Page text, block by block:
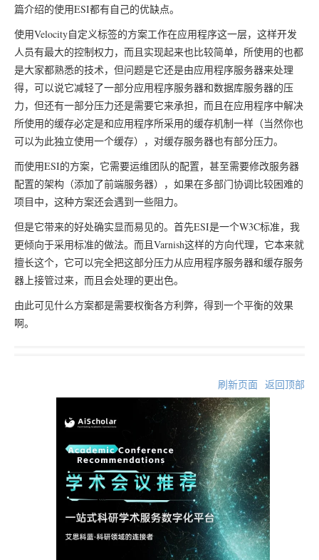
篇介绍的使用ESI都有自己的优缺点。
使用Velocity自定义标签的方案工作在应用程序这一层，这样开发
人员有最大的控制权力，而且实现起来也比较简单，所使用的也都
是大家都熟悉的技术，但问题是它还是由应用程序服务器来处理
得，可以说它减轻了一部分应用程序服务器和数据库服务器的压
力，但还有一部分压力还是需要它来承担，而且在应用程序中解决
所使用的缓存必定是和应用程序所采用的缓存机制一样（当然你也
可以为此独立使用一个缓存），对缓存服务器也有部分压力。
而使用ESI的方案，它需要运维团队的配置，甚至需要修改服务器
配置的架构（添加了前端服务器），如果在多部门协调比较困难的
项目中，这种方案还会遇到一些阻力。
但是它带来的好处确实显而易见的。首先ESI是一个W3C标准，我
更倾向于采用标准的做法。而且Varnish这样的方向代理，它本来就
擅长这个，它可以完全把这部分压力从应用程序服务器和缓存服务
器上接管过来，而且会处理的更出色。
由此可见什么方案都是需要权衡各方利弊，得到一个平衡的效果
啊。
刷新页面 返回顶部